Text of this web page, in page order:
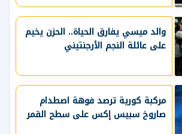
والد ميسي يفارق الحياة.. الحزن يخيم
على عائلة النجم الأرجنتيني
مركبة كورية ترصد فوهة اصطدام
صاروخ سبيس إكس على سطح القمر